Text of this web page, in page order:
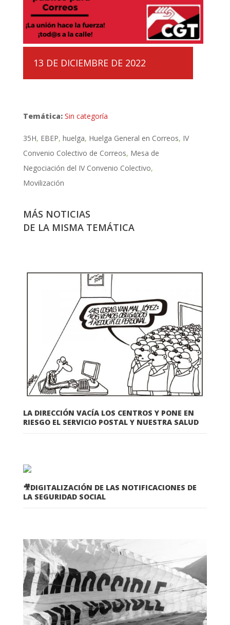
13 DE DICIEMBRE DE 2022
Temática: Sin categoría
35H EBEP huelga Huelga General en Correos IV
Convenio Colectivo de Correos Mesa de
Negociación del IV Convenio Colectivo
Movilización
MÁS NOTICIAS
DE LA MISMA TEMÁTICA
LA DIRECCIÓN VACÍA LOS CENTROS Y PONE EN
RIESGO EL SERVICIO POSTAL Y NUESTRA SALUD
🎥DIGITALIZACIÓN DE LAS NOTIFICACIONES DE
LA SEGURIDAD SOCIAL